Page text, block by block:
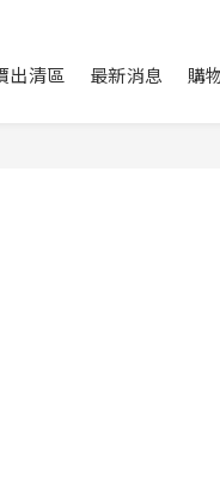
出清區 最新消息 購